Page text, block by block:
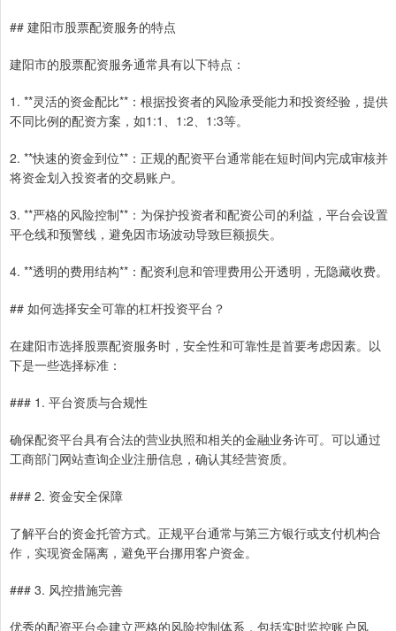
## 建阳市股票配资服务的特点
建阳市的股票配资服务通常具有以下特点：
1. **灵活的资金配比**：根据投资者的风险承受能力和投资经验，提供
不同比例的配资方案，如1:1、1:2、1:3等。
2. **快速的资金到位**：正规的配资平台通常能在短时间内完成审核并
将资金划入投资者的交易账户。
3. **严格的风险控制**：为保护投资者和配资公司的利益，平台会设置
平仓线和预警线，避免因市场波动导致巨额损失。
4. **透明的费用结构**：配资利息和管理费用公开透明，无隐藏收费。
## 如何选择安全可靠的杠杆投资平台？
在建阳市选择股票配资服务时，安全性和可靠性是首要考虑因素。以
下是一些选择标准：
### 1. 平台资质与合规性
确保配资平台具有合法的营业执照和相关的金融业务许可。可以通过
工商部门网站查询企业注册信息，确认其经营资质。
### 2. 资金安全保障
了解平台的资金托管方式。正规平台通常与第三方银行或支付机构合
作，实现资金隔离，避免平台挪用客户资金。
### 3. 风控措施完善
优秀的配资平台会建立严格的风险控制体系，包括实时监控账户风